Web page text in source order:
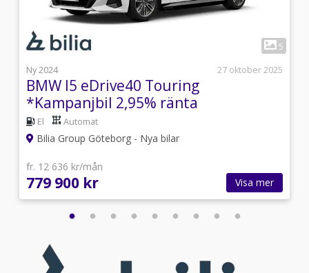
5
Ny 2024
27 oktober 2025
BMW I5 eDrive40 Touring
*Kampanjbil 2,95% ränta
El Automat
Bilia Group Göteborg - Nya bilar
fr. 12 636 kr/mån
779 900 kr Visa mer